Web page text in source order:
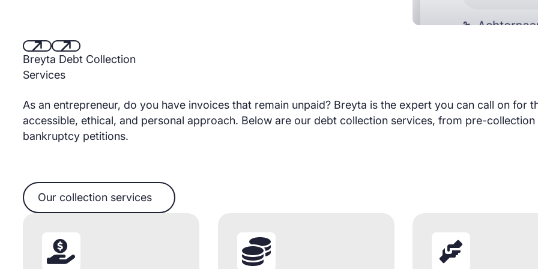
Next Next
Breyta Debt Collection
Services
As an entrepreneur, do you have invoices that remain unpaid? Breyta is the expert you can call on for
accessible, ethical, and personal approach. Below are our debt collection services, from pre-
bankruptcy petitions.
Our collection services
Our collection services